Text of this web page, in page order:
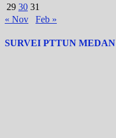
29 30 31
« Nov
Feb »
SURVEI PTTUN MEDAN